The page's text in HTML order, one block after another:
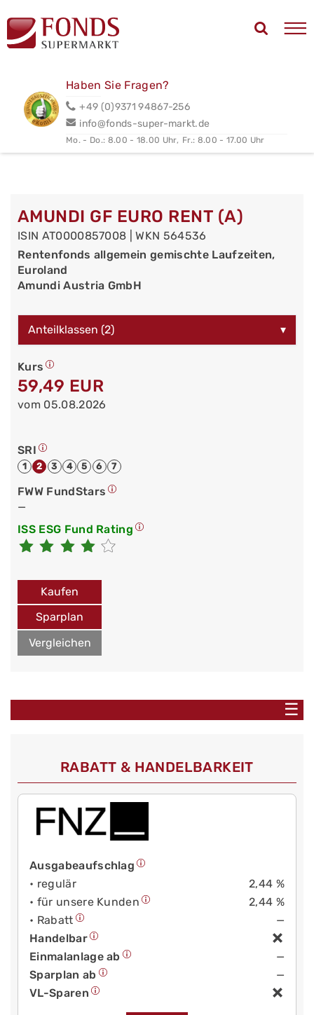
Haben Sie Fragen?
+49 (0)9371 94867-256
info@fonds-super-markt.de
Mo. - Do.: 8.00 - 18.00 Uhr, Fr.: 8.00 - 17.00 Uhr
AMUNDI GF EURO RENT (A)
ISIN AT0000857008 | WKN 564536
Rentenfonds allgemein gemischte Laufzeiten,
Euroland
Amundi Austria GmbH
Anteilklassen (2) ▾
Kurs
59,49 EUR
vom 05.08.2026
SRI
1 2 3 4 5 6 7
FWW FundStars
—
ISS ESG Fund Rating
Kaufen
Sparplan
Vergleichen
☰
RABATT & HANDELBARKEIT
Ausgabeaufschlag
• regulär
2,44 %
• für unsere Kunden
2,44 %
• Rabatt
—
Handelbar
Einmalanlage ab
—
Sparplan ab
—
VL-Sparen